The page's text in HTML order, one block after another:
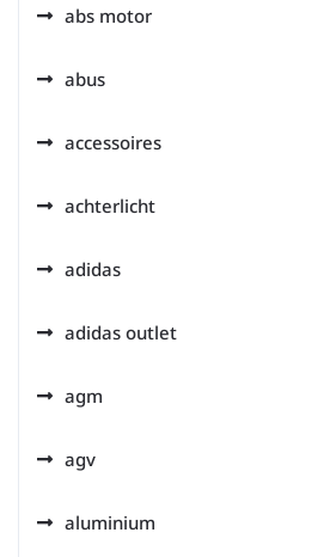
abs motor
abus
accessoires
achterlicht
adidas
adidas outlet
agm
agv
aluminium